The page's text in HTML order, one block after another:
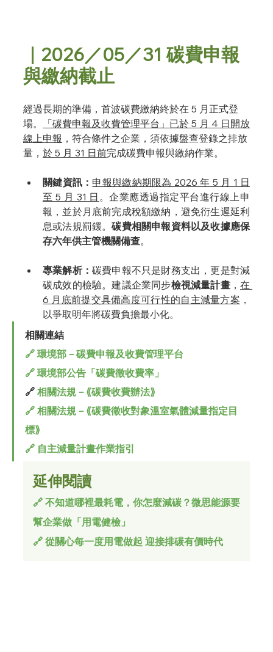
｜2026／05／31 碳費申報
與繳納截止
經過長期的準備，首波碳費繳納終於在 5 月正式登
場。
「碳費申報及收費管理平台」已於 5 月 4 日開放
線上申報 ，符合條件之企業，須依據盤查登錄之排放
量， 於 5 月 31 日前完成碳費申報與繳納作業。
關鍵資訊： 申報與繳納期限為 2026 年 5 月 1 日
至 5 月 31 日 。企業應透過指定平台進行線上申
報，並於月底前完成稅額繳納，避免衍生遲延利
息或法規罰鍰。碳費相關申報資料以及收據應保
存六年供主管機關備查。
專業解析： 碳費申報不只是財務支出，更是對減
碳成效的檢驗。建議企業同步檢視減量計畫，在
6 月底前提交具備高度可行性的自主減量方案 ，
以爭取明年將碳費負擔最小化。
相關連結
🔗 環境部－碳費申報及收費管理平台
🔗 環境部公告「碳費徵收費率」
🔗 相關法規－⟪碳費收費辦法⟫
🔗 相關法規－⟪碳費徵收對象溫室氣體減量指定目
標⟫
🔗 自主減量計畫作業指引
延伸閱讀
🔗 不知道哪裡最耗電，你怎麼減碳？微思能源要
幫企業做「用電健檢」
🔗 從關心每一度用電做起 迎接排碳有價時代